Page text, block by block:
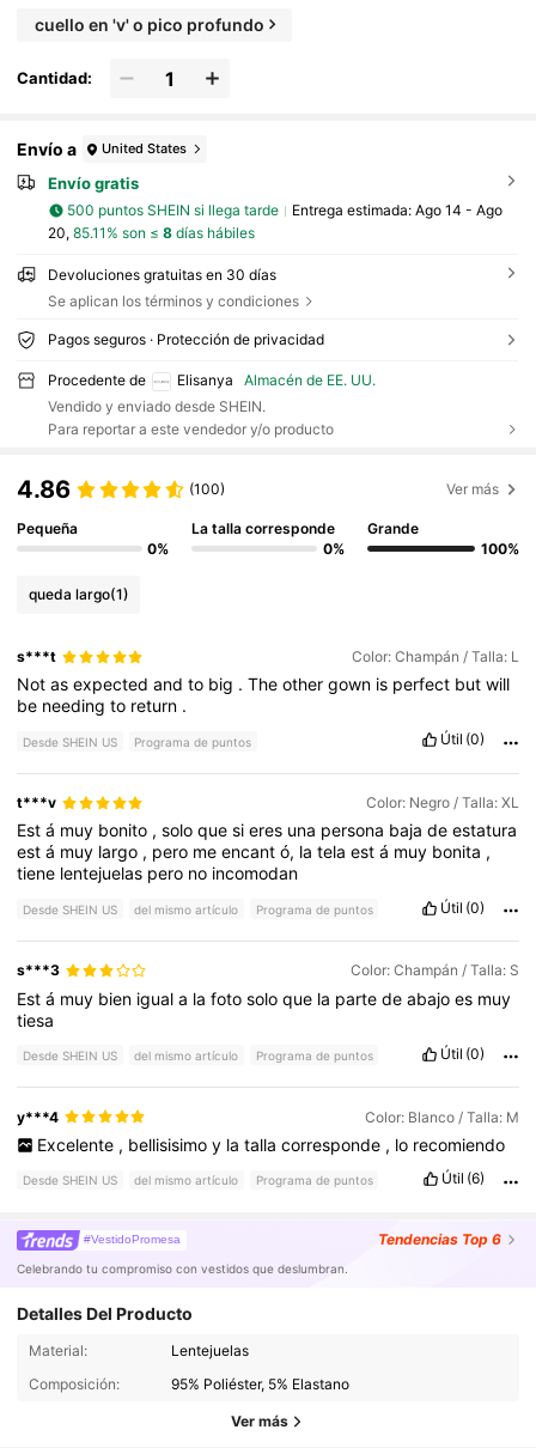
cuello en 'v' o pico profundo
Cantidad:
Envío a United States
Envío gratis
500 puntos SHEIN si llega tarde Entrega estimada: Ago 14 - Ago
20, 85.11% son ≤ 8días hábiles
Devoluciones gratuitas en 30 días
Se aplican los términos y condiciones
Pagos seguros · Protección de privacidad
Procedente de Elisanya
Almacén de EE. UU.
Vendido y enviado desde SHEIN.
Para reportar a este vendedor y/o producto
4.86 (100) Ver más
Pequeña
0%
La talla corresponde
0%
Grande
100%
queda largo(1)
s***t Color: Champán / Talla: L
Notasexpectedandto big .Theothergown is perfect butwill
be needingto return .
Desde SHEIN US Programa de puntos Útil (0)
t***v Color: Negro / Talla: XL
Está muy bonito ,soloquesieres una persona bajadeestatura
está muy largo , pero meencantó, latelaestá muy bonita ,
tiene lentejuelas pero no incomodan
Desde SHEIN US del mismo artículo Programa de puntos Útil (0)
s***3 Color: Champán / Talla: S
Está muy bien iguala lafotosoloque la partedeabajoes muy
tiesa
Desde SHEIN US del mismo artículo Programa de puntos Útil (0)
y***4 Color: Blanco / Talla: M
Excelente , bellisisimo y la talla corresponde , lo recomiendo
Desde SHEIN US del mismo artículo Programa de puntos Útil (6)
#VestidoPromesa Tendencias Top 6
Celebrando tu compromiso con vestidos que deslumbran.
Detalles Del Producto
Material:
Lentejuelas
Composición:
95% Poliéster, 5% Elastano
Ver más
150K Seguidores
150K Seguidores